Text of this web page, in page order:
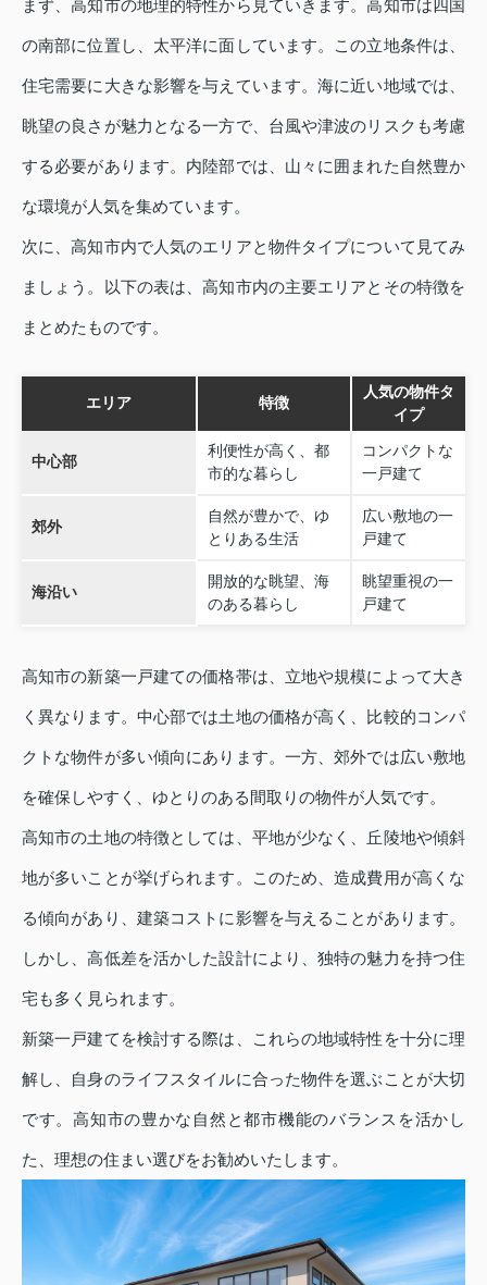
まず、高知市の地理的特性から見ていきます。高知市は四国
の南部に位置し、太平洋に面しています。この立地条件は、
住宅需要に大きな影響を与えています。海に近い地域では、
眺望の良さが魅力となる一方で、台風や津波のリスクも考慮
する必要があります。内陸部では、山々に囲まれた自然豊か
な環境が人気を集めています。
次に、高知市内で人気のエリアと物件タイプについて見てみ
ましょう。以下の表は、高知市内の主要エリアとその特徴を
まとめたものです。
エリア 特徴
人気の物件タ
イプ
中心部
利便性が高く、都
市的な暮らし
コンパクトな
一戸建て
郊外
自然が豊かで、ゆ
とりある生活
広い敷地の一
戸建て
海沿い
開放的な眺望、海
のある暮らし
眺望重視の一
戸建て
高知市の新築一戸建ての価格帯は、立地や規模によって大き
く異なります。中心部では土地の価格が高く、比較的コンパ
クトな物件が多い傾向にあります。一方、郊外では広い敷地
を確保しやすく、ゆとりのある間取りの物件が人気です。
高知市の土地の特徴としては、平地が少なく、丘陵地や傾斜
地が多いことが挙げられます。このため、造成費用が高くな
る傾向があり、建築コストに影響を与えることがあります。
しかし、高低差を活かした設計により、独特の魅力を持つ住
宅も多く見られます。
新築一戸建てを検討する際は、これらの地域特性を十分に理
解し、自身のライフスタイルに合った物件を選ぶことが大切
です。高知市の豊かな自然と都市機能のバランスを活かし
た、理想の住まい選びをお勧めいたします。